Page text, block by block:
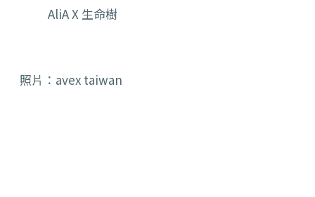
AliA X 生命樹
照片：avex taiwan